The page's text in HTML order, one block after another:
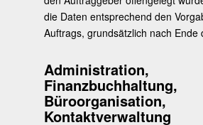
die Daten entsprechend den
Auftrags, grundsätzlich nach Ende
Administration,
Finanzbuchhaltung,
Büroorganisation,
Kontaktverwaltung